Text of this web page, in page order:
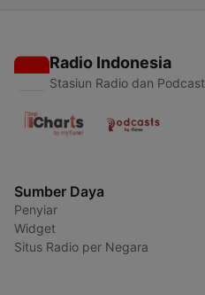
Radio Indonesia
Stasiun Radio dan Podcast
Sumber Daya
Penyiar
Widget
Situs Radio per Negara